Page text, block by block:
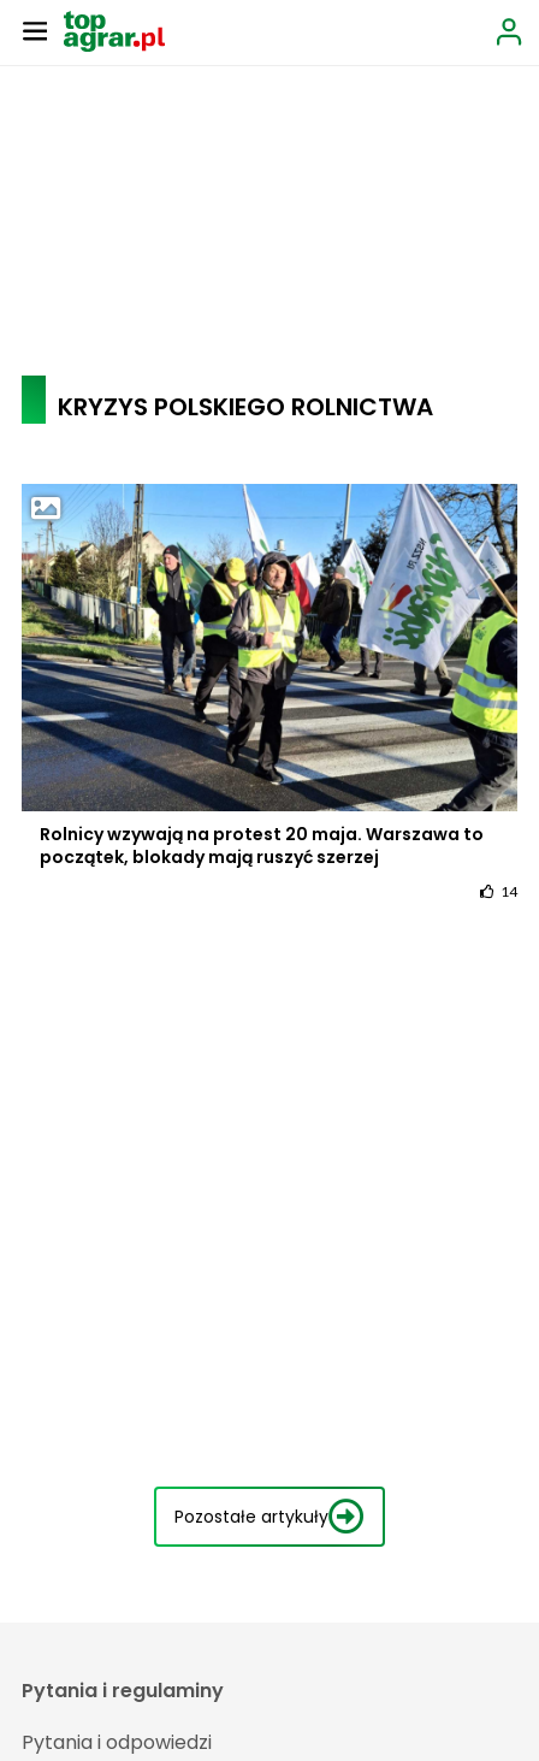
KRYZYS POLSKIEGO ROLNICTWA
Rolnicy wzywają na protest 20 maja. Warszawa to
początek, blokady mają ruszyć szerzej
14
Pozostałe artykuły
Pytania i regulaminy
Pytania i odpowiedzi